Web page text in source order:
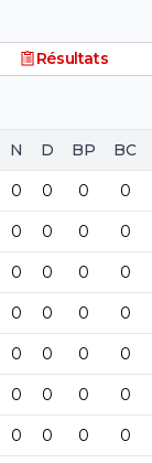
avait voulu
Résultats
N D BP BC
0 0 0 0
0 0 0 0
0 0 0 0
0 0 0 0
0 0 0 0
0 0 0 0
0 0 0 0